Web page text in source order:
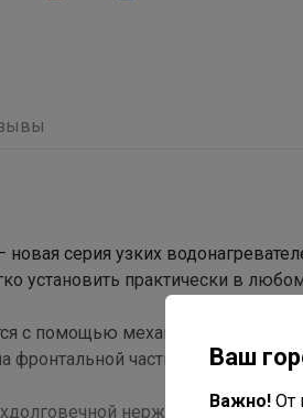
новая серия узких
установить практически в
с помощью механической
фронтальной части корпуса.
нержавеющей
Ваш
Важно! От